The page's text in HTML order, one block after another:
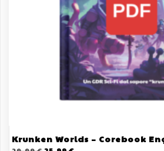
Krunken Worlds – Corebook